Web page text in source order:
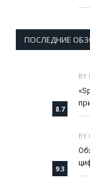
ПОСЛЕДНИЕ
8.7
BY
9.3
BY